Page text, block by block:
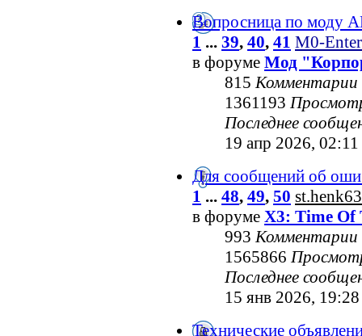
Вопросница по моду
1 ... 39, 40, 41 M0-
в форуме Мод
815Комментарии
1361193
Последнее
19 апр 2026, 02:11
Для сообщений об
1 ... 48, 49, 50 st.henk63
в форуме X3: Time Of
993Комментарии
1565866
Последнее
15 янв 2026, 19:28
Технические